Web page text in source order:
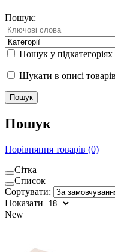
Пошук:
Пошук у підкатегоріях
Шукати в описі товарів
Пошук
Порівняння товарів (0)
Сітка
Список
Сортувати:
Показати
New